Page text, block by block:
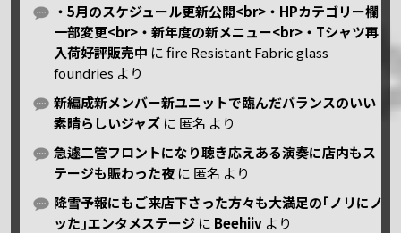
・5月のスケジュール更新公開<br>・HPカテゴリー欄
一部変更<br>・新年度の新メニュー<br>・Tシャツ再
入荷好評販売中 にfire Resistant Fabric glass
foundries より
新編成新メンバー新ユニットで臨んだバランスのいい
素晴らしいジャズ に 匿名 より
急遽二管フロントになり聴き応えある演奏に店内もス
テージも賑わった夜 に 匿名 より
降雪予報にもご来店下さった方々も大満足の｢ノリにノ
ッた｣エンタメステージ に Beehiiv より